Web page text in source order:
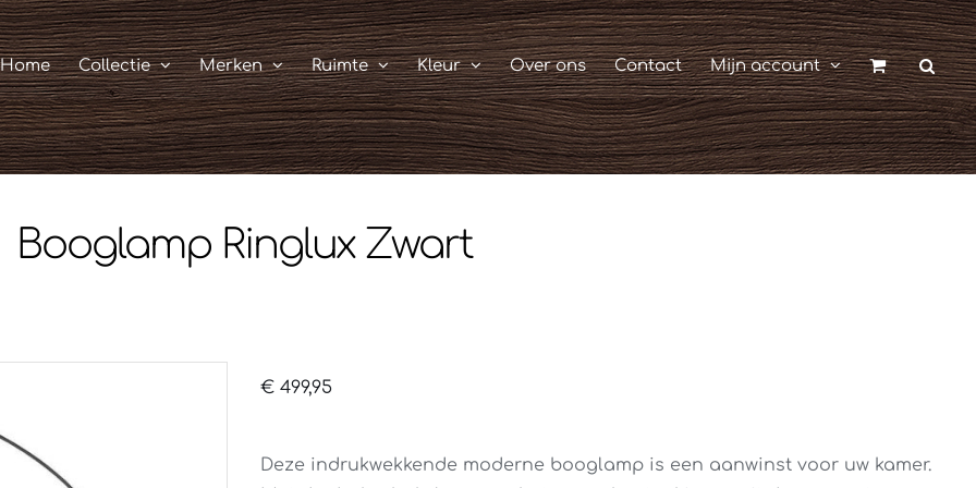
Home Collectie Merken Ruimte Kleur Over ons Contact Mijn account
Booglamp Ringlux Zwart
€ 499,95
Deze indrukwekkende moderne booglamp is een aanwinst voor uw kamer.